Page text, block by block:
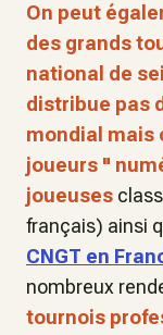
On peut
des grands
national de
distribue pas
mondial mais
joueurs "
joueuses
français) ainsi
CNGT en
nombreux
tournois